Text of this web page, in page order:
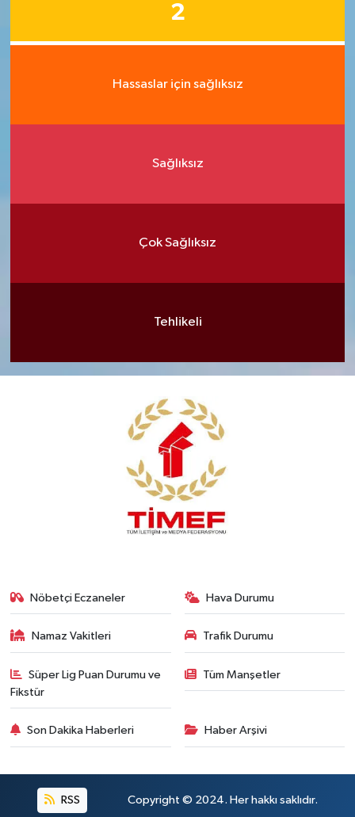
2
Hassaslar için sağlıksız
Sağlıksız
Çok Sağlıksız
Tehlikeli
Nöbetçi Eczaneler Hava Durumu
Namaz Vakitleri Trafik Durumu
Süper Lig Puan Durumu ve
Fikstür
Tüm Manşetler
Son Dakika Haberleri Haber Arşivi
RSS Copyright © 2024. Her hakkı saklıdır.